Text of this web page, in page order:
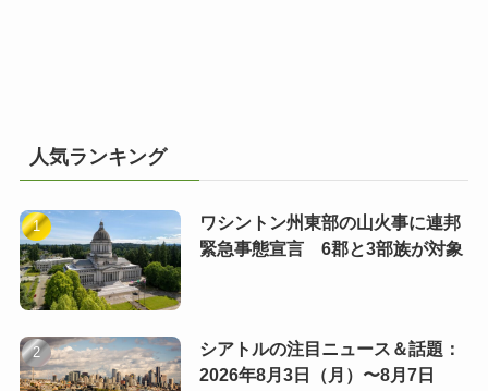
人気ランキング
ワシントン州東部の山火事に連邦
緊急事態宣言 6郡と3部族が対象
シアトルの注目ニュース＆話題：
2026年8月3日（月）〜8月7日